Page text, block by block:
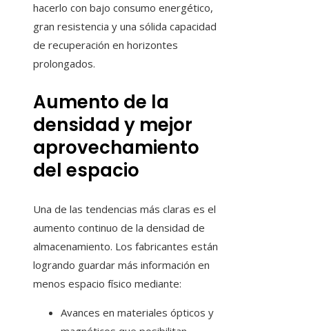
hacerlo con bajo consumo energético,
gran resistencia y una sólida capacidad
de recuperación en horizontes
prolongados.
Aumento de la
densidad y mejor
aprovechamiento
del espacio
Una de las tendencias más claras es el
aumento continuo de la densidad de
almacenamiento. Los fabricantes están
logrando guardar más información en
menos espacio físico mediante:
Avances en materiales ópticos y